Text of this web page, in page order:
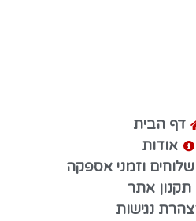
דף הבית
אודות
וזמני אספקה
תקנון אתר
נגישות